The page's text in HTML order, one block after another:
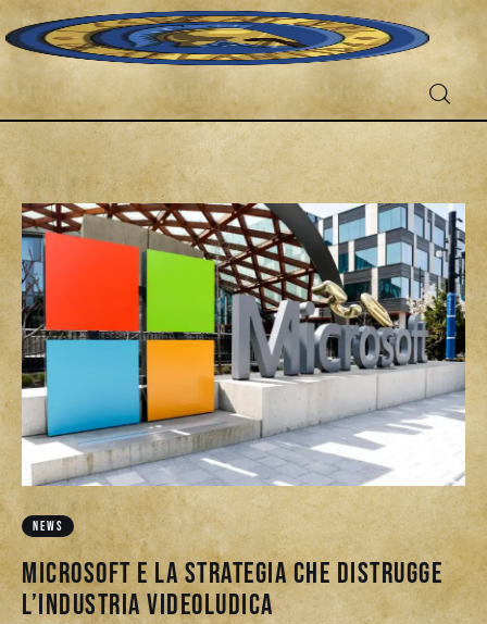
Fantascienza
Fantasy
Recensioni
Libri e fumetti
Cercatori
Download
NEWS
Microsoft e la strategia che distrugge
l’industria Videoludica